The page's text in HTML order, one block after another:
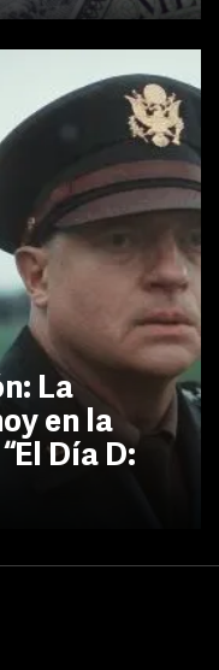
La
en la
Día D: